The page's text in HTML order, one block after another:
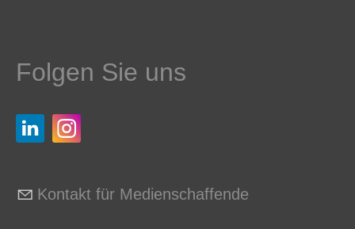
Folgen Sie uns
Kontakt für Medienschaffende